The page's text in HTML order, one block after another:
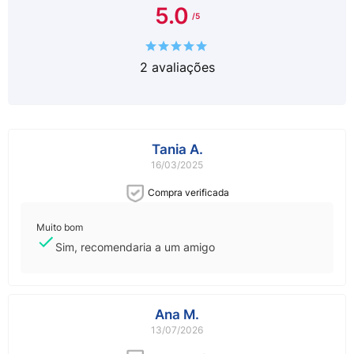
5.0
2 avaliações
Tania A.
16/03/2025
Compra verificada
Muito bom
Sim, recomendaria a um amigo
Ana M.
13/07/2026